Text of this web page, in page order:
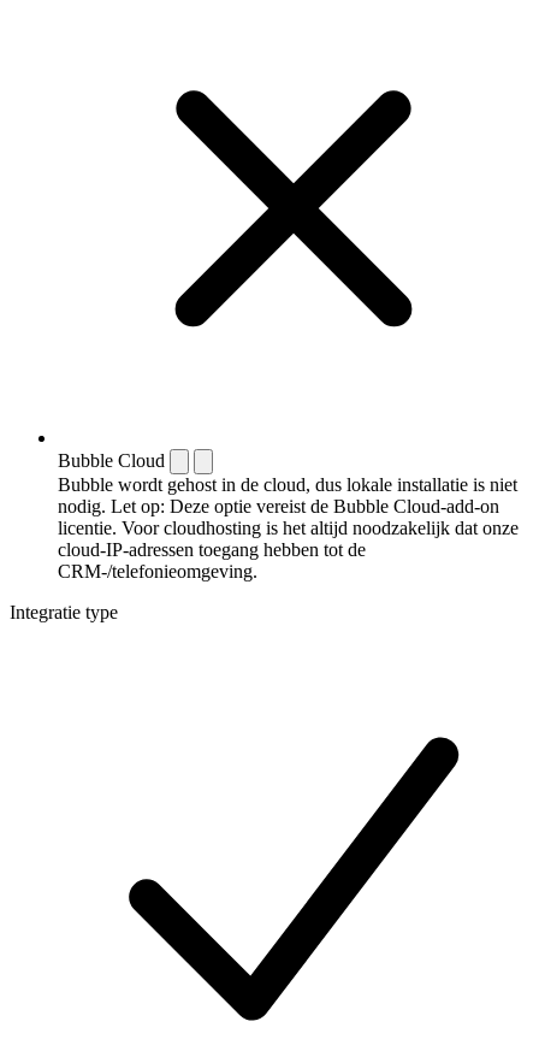
Bubble Cloud
Bubble wordt gehost in de cloud, dus lokale installatie is niet
nodig. Let op: Deze optie vereist de Bubble Cloud-add-on
licentie. Voor cloudhosting is het altijd noodzakelijk dat onze
cloud-IP-adressen toegang hebben tot de
CRM-/telefonieomgeving.
Integratie type